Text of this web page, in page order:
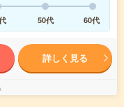
50代 60代
詳しく見る